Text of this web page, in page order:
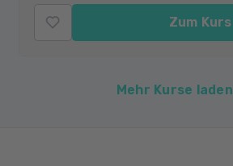
Zum Kurs
Mehr Kurse laden